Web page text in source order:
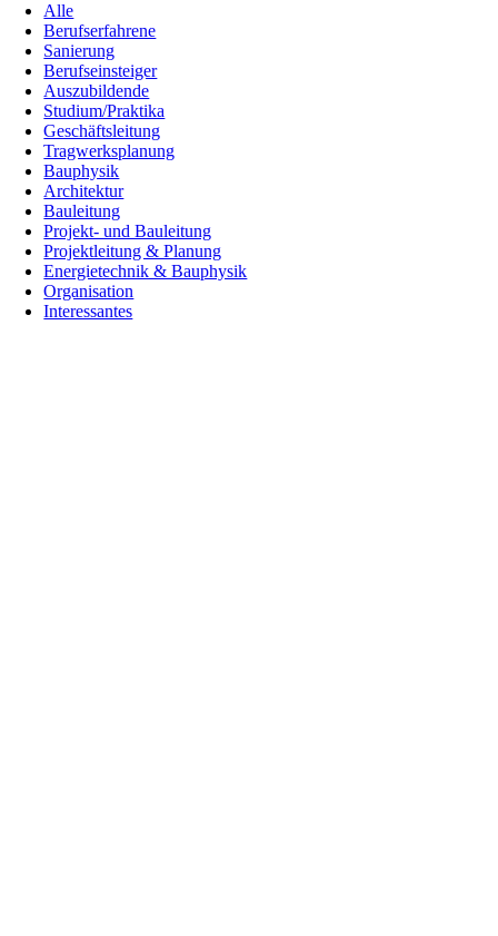
Alle
Berufserfahrene
Sanierung
Berufseinsteiger
Auszubildende
Studium/Praktika
Geschäftsleitung
Tragwerksplanung
Bauphysik
Architektur
Bauleitung
Projekt- und Bauleitung
Projektleitung & Planung
Energietechnik & Bauphysik
Organisation
Interessantes